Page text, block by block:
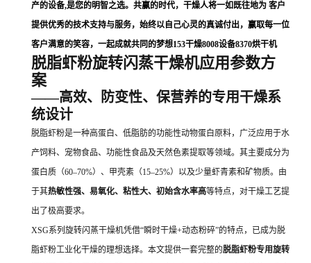
产的设备,是您的明智之选。共赢的时代，干燥人将一如既往地为 客户
提供优秀的技术支持与服务，始终以自己心灵的真诚付出，赢取每一位
客户满意的笑容，一起成就共同的梦想153干燥8008设备8370烘干机
脱脂虾粉旋转闪蒸干燥机应用参数方
案
——高效、防变性、保营养的专用干燥系
统设计
脱脂虾粉是一种高蛋白、低脂肪的功能性动物蛋白原料，广泛应用于水
产饲料、宠物食品、功能性食品及天然色素提取等领域。其主要成分为
蛋白质（60–70%）、甲壳素（15–25%）以及少量虾青素和矿物质。由
于其热敏性强、易氧化、粘性大、初始含水率高等特点，对干燥工艺提
出了极高要求。
XSG系列旋转闪蒸干燥机凭借“瞬时干燥+动态粉碎”的特点，已成为脱
脂虾粉工业化干燥的理想选择。本文提供一套完整的脱脂虾粉专用旋转